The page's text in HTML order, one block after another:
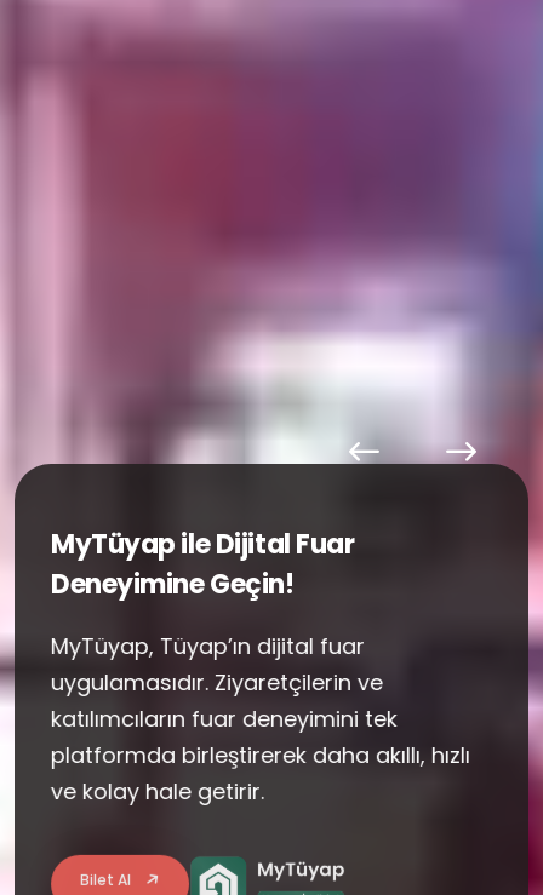
MyTüyap ile Dijital Fuar
Deneyimine Geçin!
MyTüyap, Tüyap’ın dijital fuar
uygulamasıdır. Ziyaretçilerin ve
katılımcıların fuar deneyimini tek
platformda birleştirerek daha akıllı, hızlı
ve kolay hale getirir.
Bilet Al